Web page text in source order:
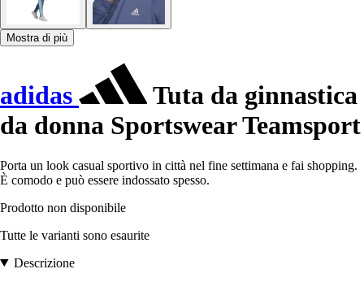
Mostra di più
adidas
Tuta da ginnastica
da donna Sportswear Teamsport
Porta un look casual sportivo in città nel fine settimana e fai shopping.
È comodo e può essere indossato spesso.
Prodotto non disponibile
Tutte le varianti sono esaurite
Descrizione